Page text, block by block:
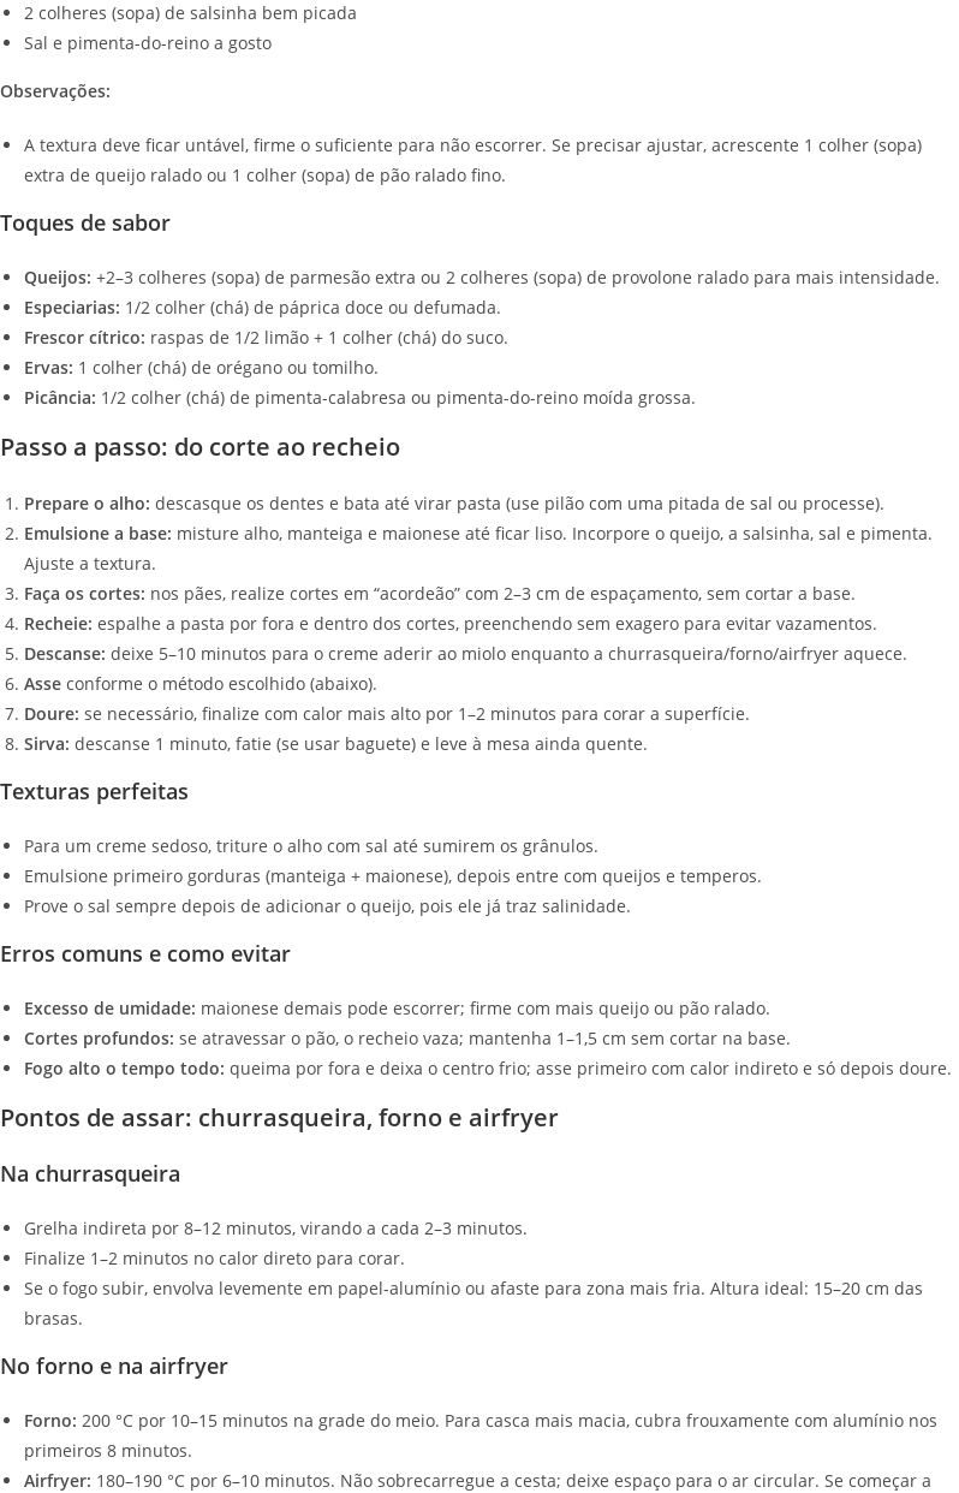
2 colheres (sopa) de salsinha bem picada
Sal e pimenta-do-reino a gosto
Observações:
A textura deve ficar untável, firme o suficiente para não escorrer. Se precisar ajustar, acrescente 1 colher (sopa)
extra de queijo ralado ou 1 colher (sopa) de pão ralado fino.
Toques de sabor
Queijos: +2–3 colheres (sopa) de parmesão extra ou 2 colheres (sopa) de provolone ralado para mais intensidade.
Especiarias: 1/2 colher (chá) de páprica doce ou defumada.
Frescor cítrico: raspas de 1/2 limão + 1 colher (chá) do suco.
Ervas: 1 colher (chá) de orégano ou tomilho.
Picância: 1/2 colher (chá) de pimenta-calabresa ou pimenta-do-reino moída grossa.
Passo a passo: do corte ao recheio
Prepare o alho: descasque os dentes e bata até virar pasta (use pilão com uma pitada de sal ou processe).
Emulsione a base: misture alho, manteiga e maionese até ficar liso. Incorpore o queijo, a salsinha, sal e pimenta.
Ajuste a textura.
Faça os cortes: nos pães, realize cortes em “acordeão” com 2–3 cm de espaçamento, sem cortar a base.
Recheie: espalhe a pasta por fora e dentro dos cortes, preenchendo sem exagero para evitar vazamentos.
Descanse: deixe 5–10 minutos para o creme aderir ao miolo enquanto a churrasqueira/forno/airfryer aquece.
Asse conforme o método escolhido (abaixo).
Doure: se necessário, finalize com calor mais alto por 1–2 minutos para corar a superfície.
Sirva: descanse 1 minuto, fatie (se usar baguete) e leve à mesa ainda quente.
Texturas perfeitas
Para um creme sedoso, triture o alho com sal até sumirem os grânulos.
Emulsione primeiro gorduras (manteiga + maionese), depois entre com queijos e temperos.
Prove o sal sempre depois de adicionar o queijo, pois ele já traz salinidade.
Erros comuns e como evitar
Excesso de umidade: maionese demais pode escorrer; firme com mais queijo ou pão ralado.
Cortes profundos: se atravessar o pão, o recheio vaza; mantenha 1–1,5 cm sem cortar na base.
Fogo alto o tempo todo: queima por fora e deixa o centro frio; asse primeiro com calor indireto e só depois doure.
Pontos de assar: churrasqueira, forno e airfryer
Na churrasqueira
Grelha indireta por 8–12 minutos, virando a cada 2–3 minutos.
Finalize 1–2 minutos no calor direto para corar.
Se o fogo subir, envolva levemente em papel-alumínio ou afaste para zona mais fria. Altura ideal: 15–20 cm das
brasas.
No forno e na airfryer
Forno: 200 °C por 10–15 minutos na grade do meio. Para casca mais macia, cubra frouxamente com alumínio nos
primeiros 8 minutos.
Airfryer: 180–190 °C por 6–10 minutos. Não sobrecarregue a cesta; deixe espaço para o ar circular. Se começar a